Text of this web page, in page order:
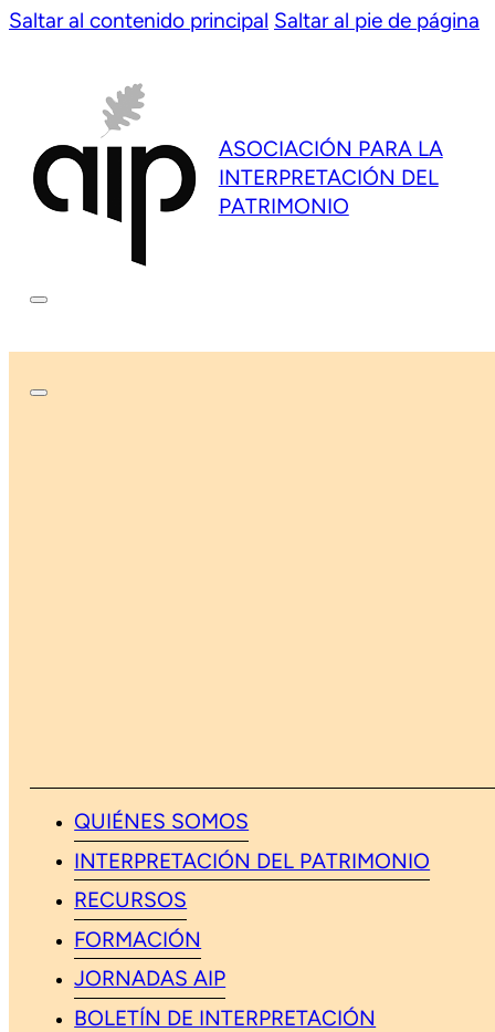
Saltar al contenido principal Saltar al pie de página
ASOCIACIÓN PARA LA
INTERPRETACIÓN DEL
PATRIMONIO
QUIÉNES SOMOS
INTERPRETACIÓN DEL PATRIMONIO
RECURSOS
FORMACIÓN
JORNADAS AIP
BOLETÍN DE INTERPRETACIÓN